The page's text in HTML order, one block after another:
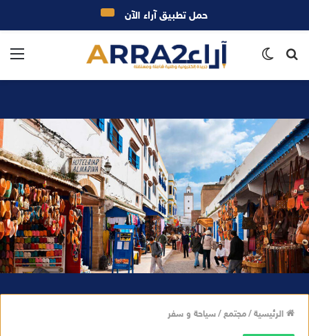
بحث
الرئيسية/مجتمع/سياحة و سفر
حمل تطبيق آراء الآن